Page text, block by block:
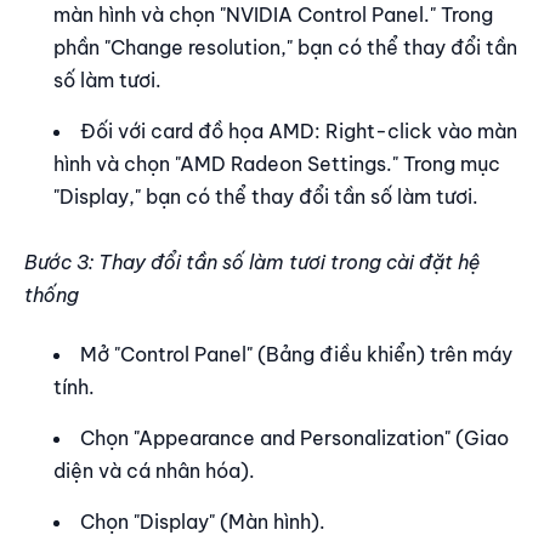
màn hình và chọn "NVIDIA Control Panel." Trong
phần "Change resolution," bạn có thể thay đổi tần
số làm tươi.
Đối với card đồ họa AMD: Right-click vào màn
hình và chọn "AMD Radeon Settings." Trong mục
"Display," bạn có thể thay đổi tần số làm tươi.
Bước 3: Thay đổi tần số làm tươi trong cài đặt hệ
thống
Mở "Control Panel" (Bảng điều khiển) trên máy
tính.
Chọn "Appearance and Personalization" (Giao
diện và cá nhân hóa).
Chọn "Display" (Màn hình).